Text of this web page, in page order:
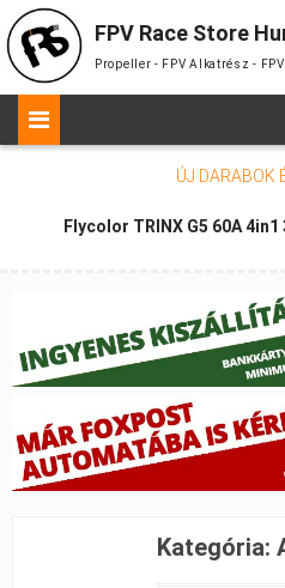
FPV Race Store
Propeller - FPV Alkatrész -
ÚJ DARABOK
Flycolor TRINX G5 60A 4in1
Kategória: